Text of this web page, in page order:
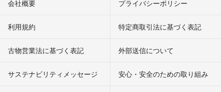
会社概要 プライバシーポリシー
利用規約 特定商取引法に基づく表記
古物営業法に基づく表記 外部送信について
サステナビリティメッセージ 安心・安全のための取り組み